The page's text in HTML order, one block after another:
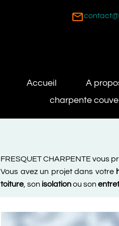
Accueil A
mail_outline
charpente
FRESQUET CHARPENTE vous
Vous avez un projet dans votre
toiture, son isolationou son